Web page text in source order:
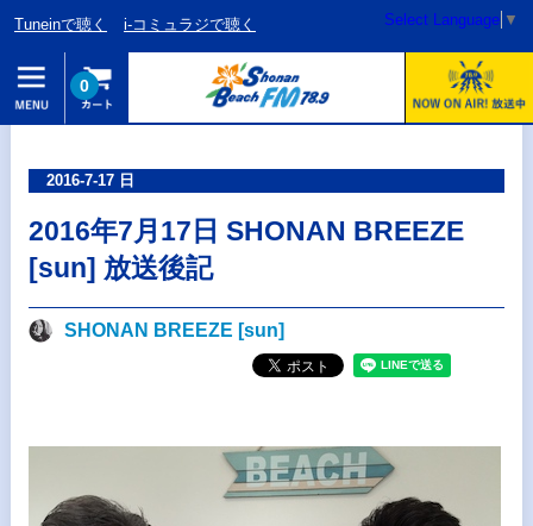
Tuneinで聴く i-コミュラジで聴く Select Language ▼
0
2016-7-17 日
2016年7月17日 SHONAN BREEZE
[sun] 放送後記
SHONAN BREEZE [sun]